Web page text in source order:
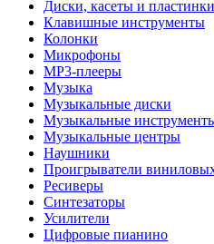
Диски, касеты и пластинки
Клавишные инструменты
Колонки
Микрофоны
МР3-плееры
Музыка
Музыкальные диски
Музыкальные
Музыкальные центры
Наушники
Проигрыватели
Ресиверы
Синтезаторы
Усилители
Цифровые пианино